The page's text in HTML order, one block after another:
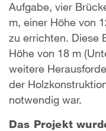
Aufgabe, vier
m, einer Höhe von
zu errichten. Diese
Höhe von 18 m
weitere
der
notwendig war.
Das Projekt